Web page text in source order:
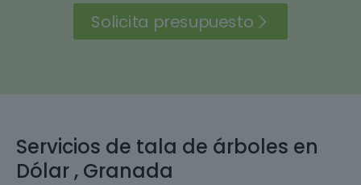
Solicita presupuesto
Servicios de tala de árboles en
Dólar , Granada